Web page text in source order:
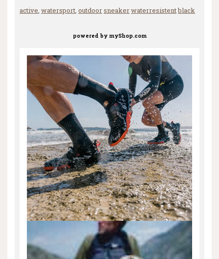
active, watersport, outdoorsneakerwaterresistentblack
powered by myShop.com